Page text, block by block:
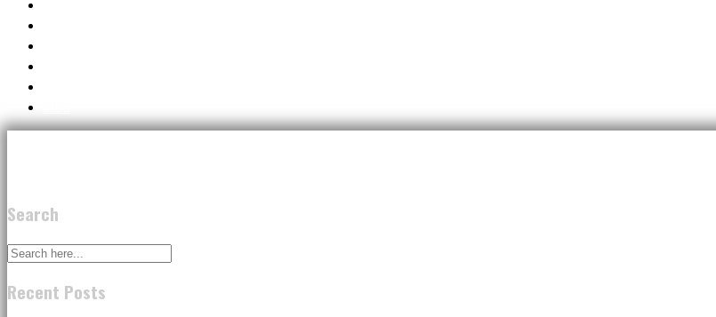
Search
Recent Posts